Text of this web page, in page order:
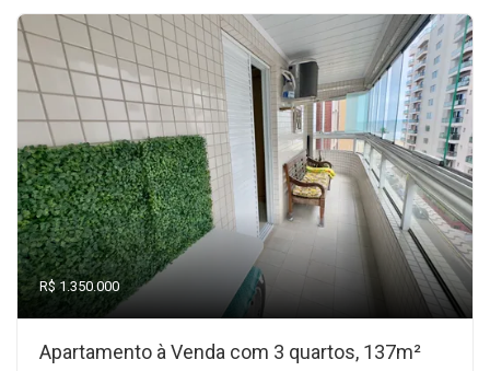
R$ 1.350.000
Apartamento à Venda com 3 quartos, 137m²